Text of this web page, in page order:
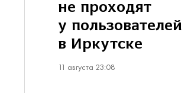
не проходят
у пользователей
в Иркутске
11 августа 23:08